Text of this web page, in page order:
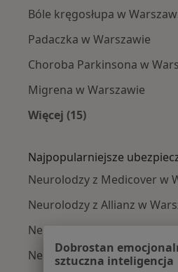
Bóle kręgosłupa w
Padaczka w Warszawie
Choroba Parkinsona w
Migrena w Warszawie
Więcej (15)
Najpopularniejsze
Neurolodzy z Medicover w
Neurolodzy z Allianz w
Neurolodzy z INTER Polska
Neurolodzy z Signal Iduna w
Dobrostan
sztuczna inteligencja